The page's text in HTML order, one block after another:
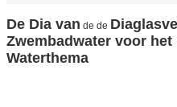
De Dia van de de
Zwembadwater voor het
Waterthema